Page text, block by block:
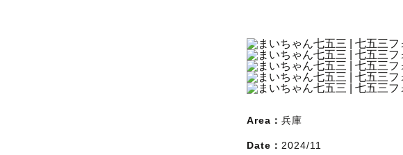
Area： 兵庫
Date： 2024/11